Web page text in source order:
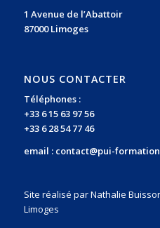
1 Avenue de l’Abattoir
87000 Limoges
NOUS CONTACTER
Téléphones :
+33 6 15 63 97 56
+33 6 28 54 77 46
email : contact@pui-
Site réalisé par Nathalie
Limoges